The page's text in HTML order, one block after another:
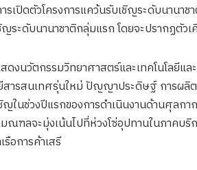
เปิดตัวโครงการแคว้นรับเชิญระดับนานา
ญระดับนานาชาติกลุ่มแรก โดยจะปรากฏตั
งนวัตกรรมวิทยาศาสตร์และเทคโนโลยีแ
ยีสารสนเทศรุ่นใหม่ ปัญญาประดิษฐ์ การผ
นช่วงปีแรกของการดำเนินงานด้านศุลกา
ณฑลจะมุ่งเน้นไปที่ห่วงโซ่อุปทานในภาคบ
รือการค้าเสรี